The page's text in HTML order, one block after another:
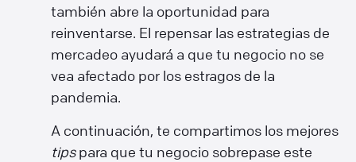
también abre la oportunidad para
reinventarse. El repensar las estrategias de
mercadeo ayudará a que tu negocio no se
vea afectado por los estragos de la
pandemia.
A continuación, te compartimos los mejores
tipspara que tu negocio sobrepase este